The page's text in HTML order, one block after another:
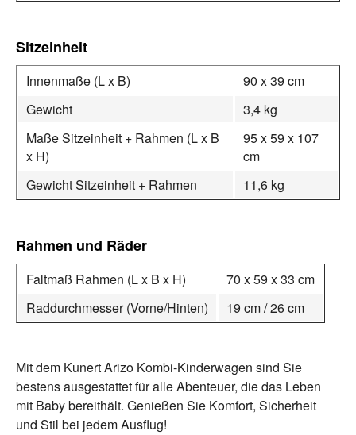
Sitzeinheit
Innenmaße (L x B)
90 x 39 cm
Gewicht
3,4 kg
Maße Sitzeinheit + Rahmen (L x B
x H)
95 x 59 x 107
cm
Gewicht Sitzeinheit + Rahmen
11,6 kg
Rahmen und Räder
Faltmaß Rahmen (L x B x H)
70 x 59 x 33 cm
Raddurchmesser (Vorne/Hinten)
19 cm / 26 cm
Mit dem Kunert Arizo Kombi-Kinderwagen sind Sie
bestens ausgestattet für alle Abenteuer, die das Leben
mit Baby bereithält. Genießen Sie Komfort, Sicherheit
und Stil bei jedem Ausflug!